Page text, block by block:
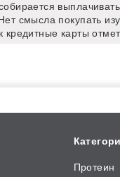
смысла покупать
кредитные карты
Протеин